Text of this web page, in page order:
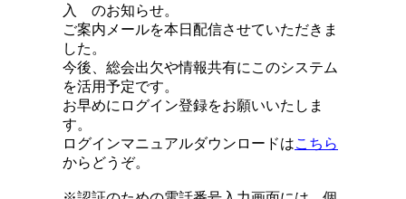
入 のお知らせ。
ご案内メールを本日配信させていただきま
した。
今後、総会出欠や情報共有にこのシステム
を活用予定です。
お早めにログイン登録をお願いいたしま
す。
ログインマニュアルダウンロードはこちら
からどうぞ。